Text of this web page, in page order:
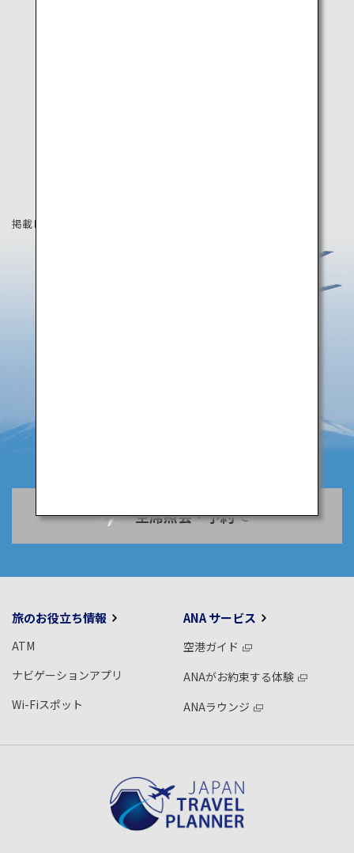
掲載している情報は2019年5月時点の情報です。
空席照会・予約
旅のお役立ち情報
ATM
ナビゲーションアプリ
Wi-Fiスポット
ANA サービス
空港ガイド
ANAがお約束する体験
ANAラウンジ